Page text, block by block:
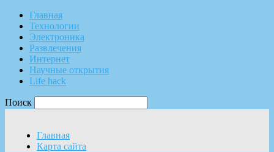
Главная
Технологии
Электроника
Развлечения
Интернет
Научные открытия
Life hack
Поиск
Главная
Карта сайта